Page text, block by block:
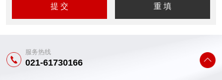
服务热线
021-61730166